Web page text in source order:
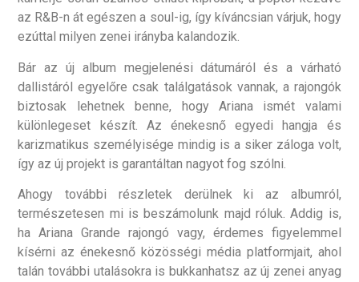
az R&B-n át egészen a soul-ig, így kíváncsian várjuk, hogy
ezúttal milyen zenei irányba kalandozik.
Bár az új album megjelenési dátumáról és a várható
dallistáról egyelőre csak találgatások vannak, a rajongók
biztosak lehetnek benne, hogy Ariana ismét valami
különlegeset készít. Az énekesnő egyedi hangja és
karizmatikus személyisége mindig is a siker záloga volt,
így az új projekt is garantáltan nagyot fog szólni.
Ahogy további részletek derülnek ki az albumról,
természetesen mi is beszámolunk majd róluk. Addig is,
ha Ariana Grande rajongó vagy, érdemes figyelemmel
kísérni az énekesnő közösségi média platformjait, ahol
talán további utalásokra is bukkanhatsz az új zenei anyag